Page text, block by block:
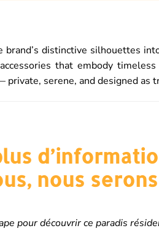
distinctive silhouettes
that embody
serene, and designed as
nous
pour découvrir ce paradis